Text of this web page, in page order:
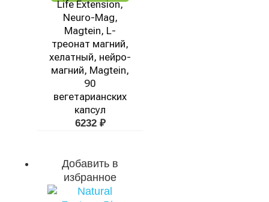
Life Extension,
Neuro-Mag,
Magtein, L-
треонат магний,
хелатный, нейро-
магний, Magtein,
90
вегетарианских
капсул
6232 ₽
Добавить в
избранное